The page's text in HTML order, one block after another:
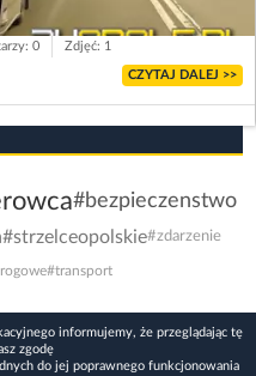
0 Zdjęć: 1
CZYTAJ DALEJ >>
#bezpieczenstwo
#strzelceopolskie#zdarzenie
#transport
informujemy, że przeglądając tę
zgodę
do jej poprawnego funkcjonowania